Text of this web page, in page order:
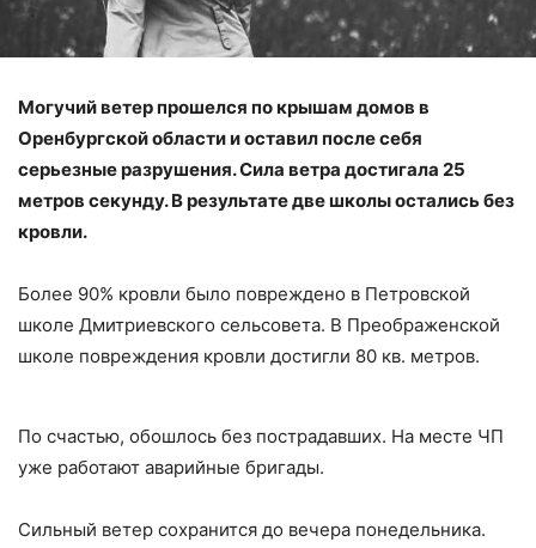
Могучий ветер прошелся по крышам домов в
Оренбургской области и оставил после себя
серьезные разрушения. Сила ветра достигала 25
метров секунду. В результате две школы остались без
кровли.
Более 90% кровли было повреждено в Петровской
школе Дмитриевского сельсовета. В Преображенской
школе повреждения кровли достигли 80 кв. метров.
По счастью, обошлось без пострадавших. На месте ЧП
уже работают аварийные бригады.
Сильный ветер сохранится до вечера понедельника.